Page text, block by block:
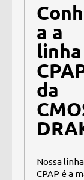
a a
da
Nossa
CPAP é a